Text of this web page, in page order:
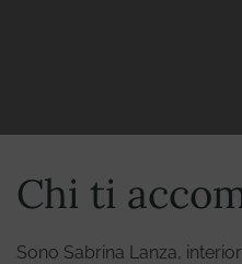
Chi ti
Sono Sabrina Lanza,